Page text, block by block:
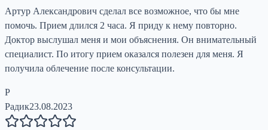
Артур Александрович сделал все возможное, что бы мне
помочь. Прием длился 2 часа. Я приду к нему повторно.
Доктор выслушал меня и мои объяснения. Он внимательный
специалист. По итогу прием оказался полезен для меня. Я
получила облечение после консультации.
Р
Радик23.08.2023